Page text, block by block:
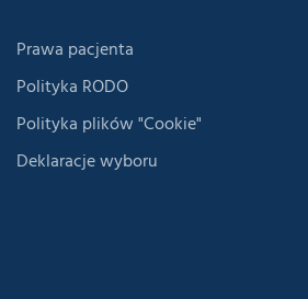
Prawa pacjenta
Polityka RODO
Polityka plików "Cookie"
Deklaracje wyboru